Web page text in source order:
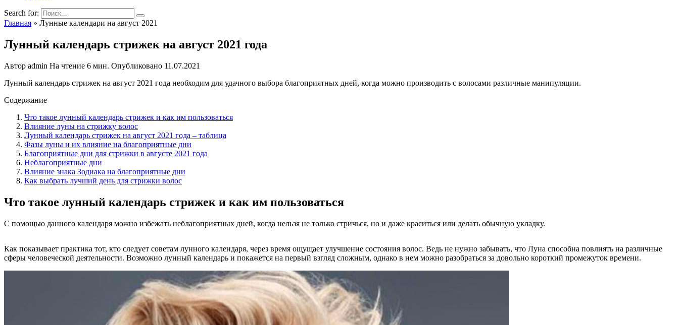
Search for:
Главная » Лунные календари на август 2021
Лунный календарь стрижек на август 2021 года
Автор admin На чтение 6 мин. Опубликовано 11.07.2021
Лунный календарь стрижек на август 2021 года необходим для удачного выбора благоприятных дней, когда можно производить с волосами различные манипуляции.
Содержание
Что такое лунный календарь стрижек и как им пользоваться
Влияние луны на стрижку волос
Лунный календарь стрижек на август 2021 года – таблица
Фазы луны и их влияние на благоприятные дни
Благоприятные дни для стрижки в августе 2021 года
Неблагоприятные дни
Влияние знака Зодиака на благоприятные дни
Как выбрать лучший день для стрижки волос
Что такое лунный календарь стрижек и как им пользоваться
С помощью данного календаря можно избежать неблагоприятных дней, когда нельзя не только стричься, но и даже краситься или делать обычную укладку.
Как показывает практика тот, кто следует советам лунного календаря, через время ощущает улучшение состояния волос. Ведь не нужно забывать, что Луна способна повлиять на различные
сферы человеческой деятельности. Возможно лунный календарь и покажется на первый взгляд сложным, однако в нем можно разобраться за довольно короткий промежуток времени.